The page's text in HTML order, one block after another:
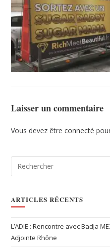
Laisser un commentaire
Vous devez êtreconnecté
ARTICLES RÉCENTS
L’ADIE : Rencontre avec Badja
Adjointe Rhône